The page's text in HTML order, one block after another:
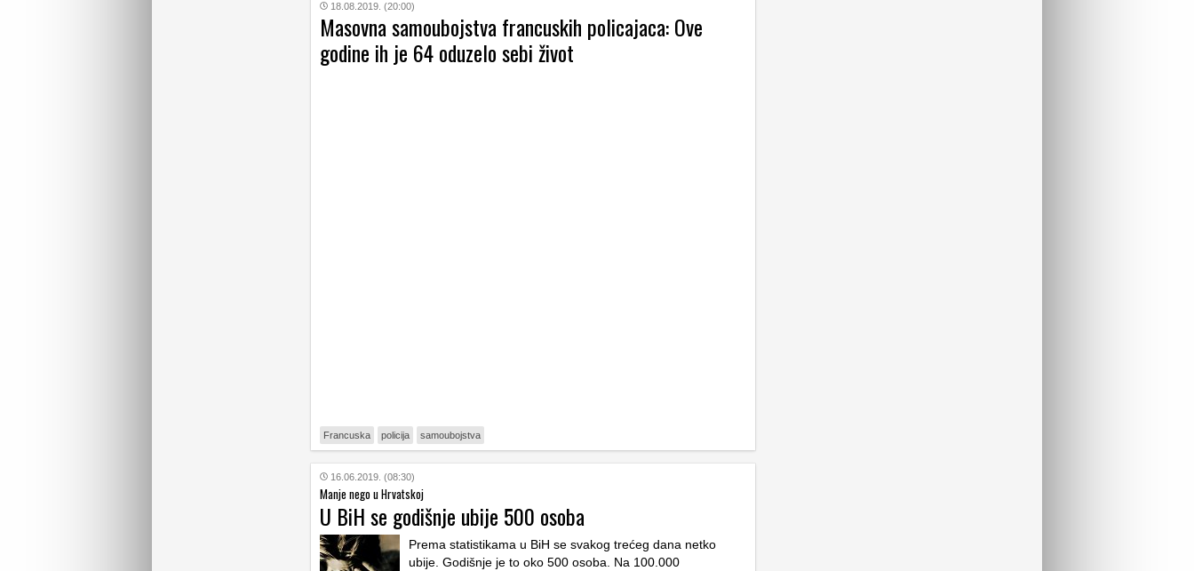
18.08.2019. (20:00)
Masovna samoubojstva francuskih policajaca: Ove
godine ih je 64 oduzelo sebi život
Francuska policija samoubojstva
16.06.2019. (08:30)
Manje nego u Hrvatskoj
U BiH se godišnje ubije 500 osoba
Prema statistikama u BiH se svakog trećeg dana netko
ubije. Godišnje je to oko 500 osoba. Na 100.000